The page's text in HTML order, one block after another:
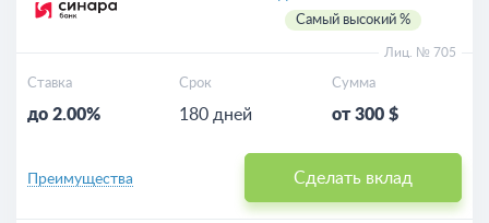
Калькулятор
Самый высокий %
Лиц. № 705
Ставка
до 2.00%
Срок
180 дней
Сумма
от 300 $
Сделать вклад
Преимущества